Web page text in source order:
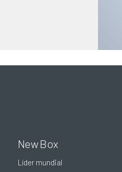
New Box
Líder mundial